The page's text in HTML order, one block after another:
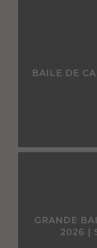
BAILE DE
GRANDE
2026 |